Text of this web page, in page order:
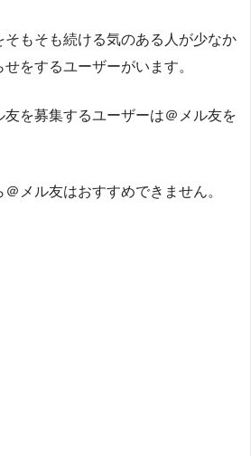
もそも続ける気のある人が少なか
をするユーザーがいます。
を募集するユーザーは＠メル友を
メル友はおすすめできません。